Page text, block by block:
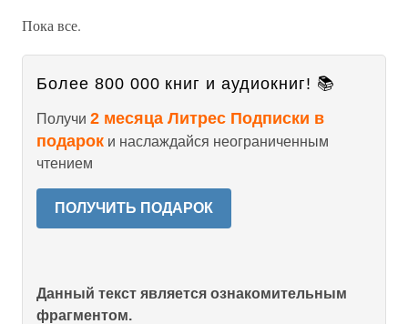
Пока все.
Более 800 000 книг и аудиокниг! 📚
Получи 2 месяца Литрес Подписки в
подарок и наслаждайся неограниченным
чтением
ПОЛУЧИТЬ ПОДАРОК
Данный текст является ознакомительным
фрагментом.